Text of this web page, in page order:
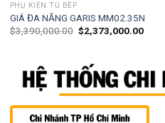
PHỤ KIỆN TỦ BẾP
GIÁ ĐA NĂNG GARIS MM02.35N
$3,390,000.00 $2,373,000.00